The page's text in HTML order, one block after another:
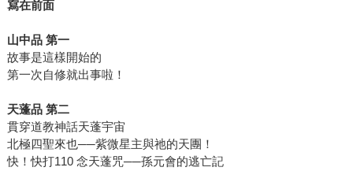
寫在前面
山中品 第一
故事是這樣開始的
第一次自修就出事啦！
天蓬品 第二
貫穿道教神話天蓬宇宙
北極四聖來也──紫微星主與祂的天團！
快！快打110 念天蓬咒──孫元會的逃亡記